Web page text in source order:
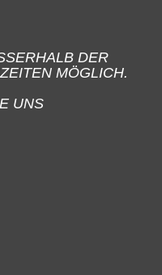
DER
MÖGLICH.
UNS